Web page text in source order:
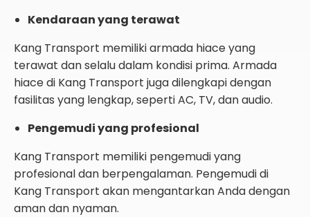
Kendaraan yang terawat
Kang Transport memiliki armada hiace yang
terawat dan selalu dalam kondisi prima. Armada
hiace di Kang Transport juga dilengkapi dengan
fasilitas yang lengkap, seperti AC, TV, dan audio.
Pengemudi yang profesional
Kang Transport memiliki pengemudi yang
profesional dan berpengalaman. Pengemudi di
Kang Transport akan mengantarkan Anda dengan
aman dan nyaman.